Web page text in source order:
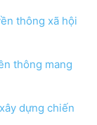
thông xã hội
thông mang
dựng chiến